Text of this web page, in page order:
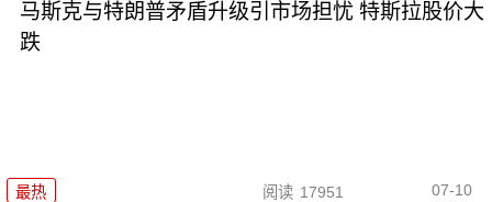
马斯克与特朗普矛盾升级引市场担忧 特斯拉股价大
跌
最热 阅读 17951 07-10